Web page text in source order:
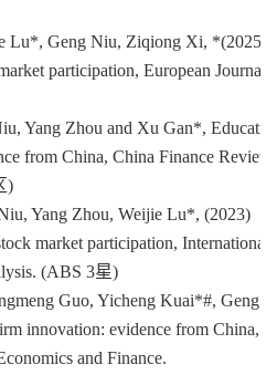
Lu*, Geng Niu, Ziqiong Xi, *(2025)
participation, European Journal
Yang Zhou and Xu Gan*,
from China, China Finance Review
)
Yang Zhou, Weijie Lu*, (2023)
market participation, International
(ABS 3星)
Guo, Yicheng Kuai*#, Geng
innovation: evidence from China,
and Finance.